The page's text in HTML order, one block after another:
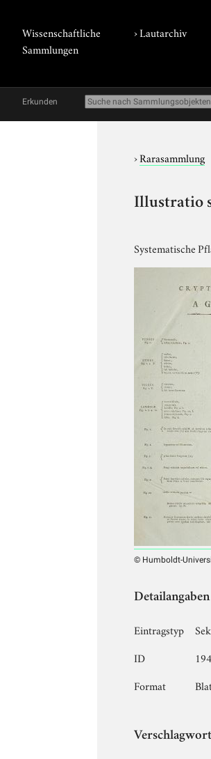
Wissenschaftliche
Sammlungen
›Lautarchiv
Erkunden
›Rarasammlung
Illustratio
Systematische
© Humboldt-
Detailangaben
Eintragstyp
ID
Format